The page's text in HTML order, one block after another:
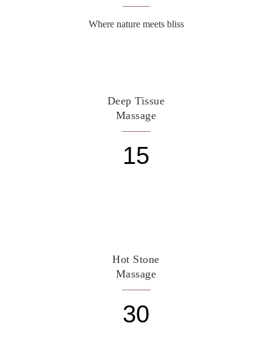
Where nature meets bliss
15
Deep Tissue
Massage
30
Hot Stone
Massage